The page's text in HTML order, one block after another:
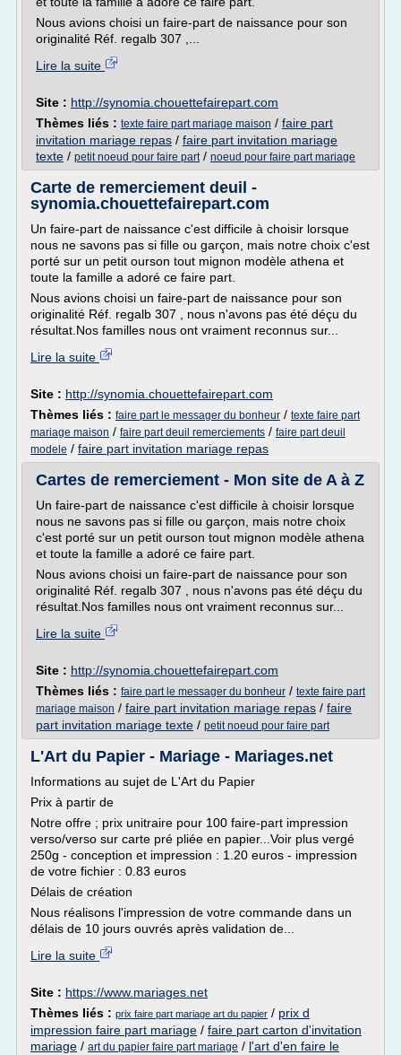
Nous avions choisi un faire-part de naissance pour son
originalité Réf. regalb 307 ,...
Lire la suite
Site : http://synomia.chouettefairepart.com
Thèmes liés : texte faire part mariage maison / faire part
invitation mariage repas / faire part invitation mariage
texte / petit noeud pour faire part/ noeud pour faire part mariage
Carte de remerciement deuil -
synomia.chouettefairepart.com
Un faire-part de naissance c'est difficile à choisir lorsque
nous ne savons pas si fille ou garçon, mais notre choix c'est
porté sur un petit ourson tout mignon modèle athena et
toute la famille a adoré ce faire part.
Nous avions choisi un faire-part de naissance pour son
originalité Réf. regalb 307 , nous n'avons pas été déçu du
résultat.Nos familles nous ont vraiment reconnus sur...
Lire la suite
Site : http://synomia.chouettefairepart.com
Thèmes liés : faire part le messager du bonheur / texte faire part
mariage maison / faire part deuil remerciements / faire part deuil
modele / faire part invitation mariage repas
Cartes de remerciement - Mon site de A à Z
Un faire-part de naissance c'est difficile à choisir lorsque
nous ne savons pas si fille ou garçon, mais notre choix
c'est porté sur un petit ourson tout mignon modèle athena
et toute la famille a adoré ce faire part.
Nous avions choisi un faire-part de naissance pour son
originalité Réf. regalb 307 , nous n'avons pas été déçu du
résultat.Nos familles nous ont vraiment reconnus sur...
Lire la suite
Site : http://synomia.chouettefairepart.com
Thèmes liés : faire part le messager du bonheur / texte faire part
mariage maison / faire part invitation mariage repas / faire
part invitation mariage texte / petit noeud pour faire part
L'Art du Papier - Mariage - Mariages.net
Informations au sujet de L'Art du Papier
Prix à partir de
Notre offre ; prix unitraire pour 100 faire-part impression
verso/verso sur carte pré pliée en papier...Voir plus vergé
250g - conception et impression : 1.20 euros - impression
de votre fichier : 0.83 euros
Délais de création
Nous réalisons l'impression de votre commande dans un
délais de 10 jours ouvrés après validation de...
Lire la suite
Site : https://www.mariages.net
Thèmes liés : prix faire part mariage art du papier / prix d
impression faire part mariage / faire part carton d'invitation
mariage / art du papier faire part mariage / l'art d'en faire le